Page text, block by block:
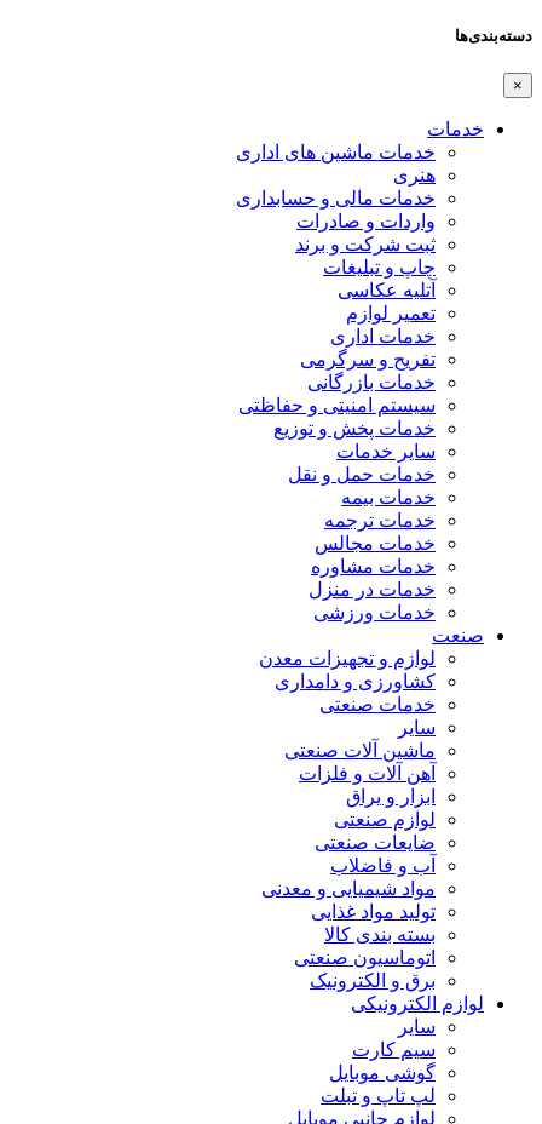
دسته‌بندی‌ها
×
خدمات
خدمات ماشین های اداری
هنری
خدمات مالی و حسابداری
واردات و صادرات
ثبت شرکت و برند
چاپ و تبلیغات
آتلیه عکاسی
تعمیر لوازم
خدمات اداری
تفریح و سرگرمی
خدمات بازرگانی
سیستم امنیتی و حفاظتی
خدمات پخش و توزیع
سایر خدمات
خدمات حمل و نقل
خدمات بیمه
خدمات ترجمه
خدمات مجالس
خدمات مشاوره
خدمات در منزل
خدمات ورزشی
صنعت
لوازم و تجهیزات معدن
کشاورزی و دامداری
خدمات صنعتی
سایر
ماشین آلات صنعتی
آهن آلات و فلزات
ابزار و یراق
لوازم صنعتی
ضایعات صنعتی
آب و فاضلاب
مواد شیمیایی و معدنی
تولید مواد غذایی
بسته بندی کالا
اتوماسیون صنعتی
برق و الکترونیک
لوازم الکترونیکی
سایر
سیم کارت
گوشی موبایل
لپ تاپ و تبلت
لوازم جانبی موبایل